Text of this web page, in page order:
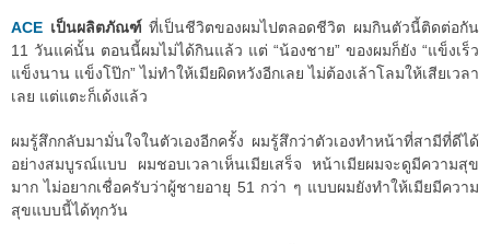
ACE เป็นผลิตภัณฑ์ที่เป็นชีวิตของผมไปตลอดชีวิต ผมกินตัวนี้ติดต่อกัน
11 วันแค่นั้น ตอนนี้ผมไม่ได้กินแล้ว แต่ “น้องชาย” ของผมก็ยัง “แข็งเร็ว
แข็งนาน แข็งโป๊ก” ไม่ทำให้เมียผิดหวังอีกเลย ไม่ต้องเล้าโลมให้เสียเวลา
เลย แต่แตะก็เด้งแล้ว
ผมรู้สึกกลับมามั่นใจในตัวเองอีกครั้ง ผมรู้สึกว่าตัวเองทำหน้าที่สามีที่ดีได้
อย่างสมบูรณ์แบบ ผมชอบเวลาเห็นเมียเสร็จ หน้าเมียผมจะดูมีความสุข
มาก ไม่อยากเชื่อครับว่าผู้ชายอายุ 51 กว่า ๆ แบบผมยังทำให้เมียมีความ
สุขแบบนี้ได้ทุกวัน